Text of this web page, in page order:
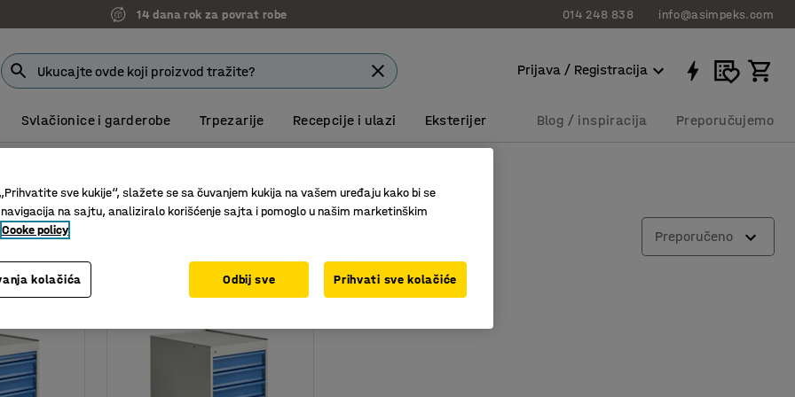
14 dana rok za povrat robe 014 248 838 info@asimpeks.com
Prijava / Registracija
Svlačionice i garderobe Trpezarije Recepcije i ulazi Eksterijer Blog / inspiracija Preporučujemo
sa fiokama
Dubina Preporučeno
sve kukije“, slažete se sa čuvanjem kukija na vašem uređaju kako bi se
na sajtu, analiziralo korišćenje sajta i pomoglo u našim marketinškim
Cooke policy
kolačića Odbij sve Prihvati sve kolačiće